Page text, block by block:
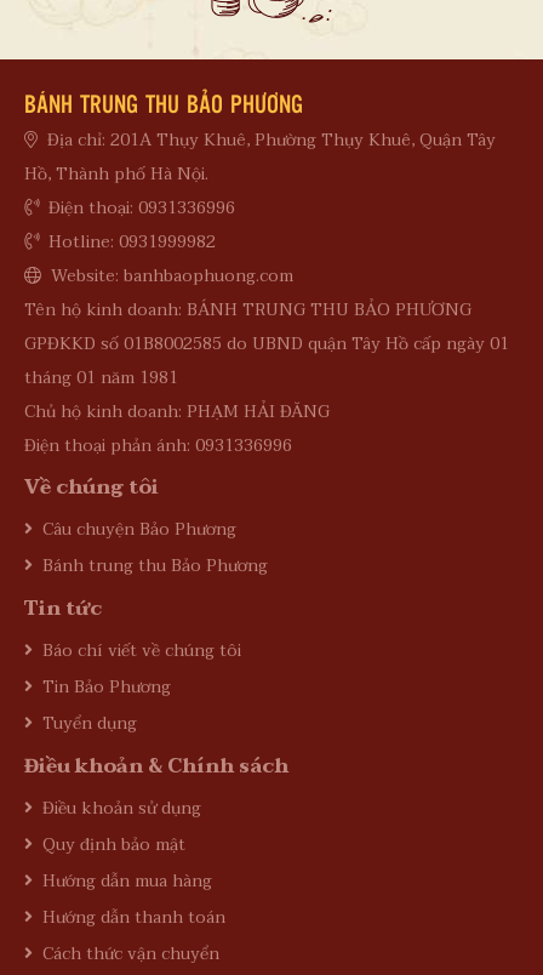
BÁNH TRUNG THU BẢO PHƯƠNG
Địa chỉ: 201A Thụy Khuê, Phường Thụy Khuê, Quận Tây
Hồ, Thành phố Hà Nội.
Điện thoại: 0931336996
Hotline: 0931999982
Website: banhbaophuong.com
Tên hộ kinh doanh: BÁNH TRUNG THU BẢO PHƯƠNG
GPĐKKD số 01B8002585 do UBND quận Tây Hồ cấp ngày 01
tháng 01 năm 1981
Chủ hộ kinh doanh: PHẠM HẢI ĐĂNG
Điện thoại phản ánh: 0931336996
Về chúng tôi
Câu chuyện Bảo Phương
Bánh trung thu Bảo Phương
Tin tức
Báo chí viết về chúng tôi
Tin Bảo Phương
Tuyển dụng
Điều khoản & Chính sách
Điều khoản sử dụng
Quy định bảo mật
Hướng dẫn mua hàng
Hướng dẫn thanh toán
Cách thức vận chuyển